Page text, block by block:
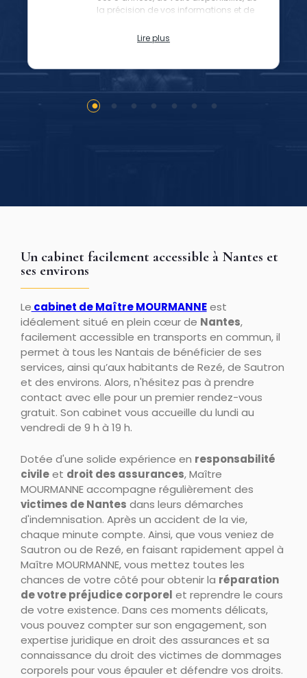
la précision de vos informations et de
Lire plus
Un cabinet facilement accessible à Nantes et
ses environs
Le cabinet de Maître MOURMANNEest
idéalement situé en plein cœur de Nantes,
facilement accessible en transports en commun, il
permet à tous les Nantais de bénéficier de ses
services, ainsi qu’aux habitants de Rezé, de Sautron
et des environs. Alors, n'hésitez pas à prendre
contact avec elle pour un premier rendez-vous
gratuit. Son cabinet vous accueille du lundi au
vendredi de 9 h à 19 h.
Dotée d'une solide expérience en responsabilité
civileet droit des assurances, Maître
MOURMANNE accompagne régulièrement des
victimes de Nantes dans leurs démarches
d'indemnisation. Après un accident de la vie,
chaque minute compte. Ainsi, que vous veniez de
Sautron ou de Rezé, en faisant rapidement appel à
Maître MOURMANNE, vous mettez toutes les
chances de votre côté pour obtenir la réparation
de votre préjudice corporel et reprendre le cours
de votre existence. Dans ces moments délicats,
vous pouvez compter sur son engagement, son
expertise juridique en droit des assurances et sa
connaissance du droit des victimes de dommages
corporels pour vous épauler et défendre vos droits.